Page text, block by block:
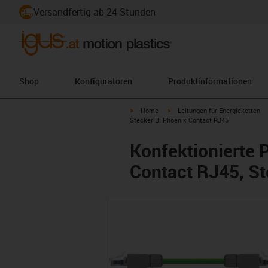
Versandfertig ab 24 Stunden
Shop Konfiguratoren Produktinformationen
igus-icon-arrow-right
Home igus-icon-arrow-right
Leitungen für Energieketten
Stecker B: Phoenix Contact RJ45
Konfektionierte
Contact RJ45,